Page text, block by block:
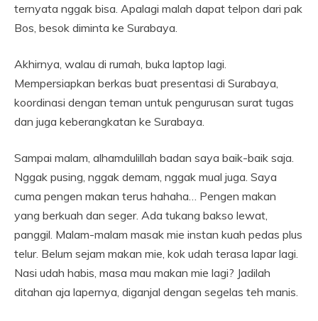
ternyata nggak bisa. Apalagi malah dapat telpon dari pak
Bos, besok diminta ke Surabaya.
Akhirnya, walau di rumah, buka laptop lagi.
Mempersiapkan berkas buat presentasi di Surabaya,
koordinasi dengan teman untuk pengurusan surat tugas
dan juga keberangkatan ke Surabaya.
Sampai malam, alhamdulillah badan saya baik-baik saja.
Nggak pusing, nggak demam, nggak mual juga. Saya
cuma pengen makan terus hahaha… Pengen makan
yang berkuah dan seger. Ada tukang bakso lewat,
panggil. Malam-malam masak mie instan kuah pedas plus
telur. Belum sejam makan mie, kok udah terasa lapar lagi.
Nasi udah habis, masa mau makan mie lagi? Jadilah
ditahan aja lapernya, diganjal dengan segelas teh manis.